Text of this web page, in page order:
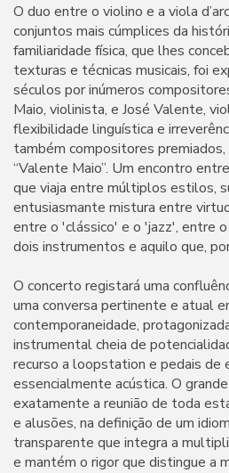
O duo entre o violino e a viola
conjuntos mais cúmplices da
familiaridade física, que lhes
texturas e técnicas musicais, foi
séculos por inúmeros
Maio, violinista, e José Valente,
flexibilidade linguística e
também compositores
“Valente Maio”. Um encontro
que viaja entre múltiplos estilos,
entusiasmante mistura entre
entre o 'clássico' e o 'jazz', entre
dois instrumentos e aquilo que,
O concerto registará uma
uma conversa pertinente e atual
contemporaneidade,
instrumental cheia de
recurso a loopstation e pedais de
essencialmente acústica. O
exatamente a reunião de toda
e alusões, na definição de um
transparente que integra a
e mantém o rigor que distingue a